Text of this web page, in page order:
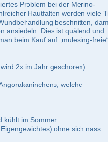
Problem bei der Merino-
Hautfalten werden viele
beschnitten,
ansiedeln. Dies ist quälend und
beim Kauf auf „mulesing-freie“
2x im Jahr geschoren)
welche
kühlt im Sommer
ohne sich nass